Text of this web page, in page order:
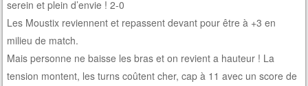
serein et plein d’envie ! 2-0
Les Moustix reviennent et repassent devant pour être à +3 en
milieu de match.
Mais personne ne baisse les bras et on revient a hauteur ! La
tension montent, les turns coûtent cher, cap à 11 avec un score de